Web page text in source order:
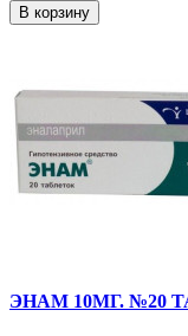
В корзину
ЭНАМ 10МГ. №20